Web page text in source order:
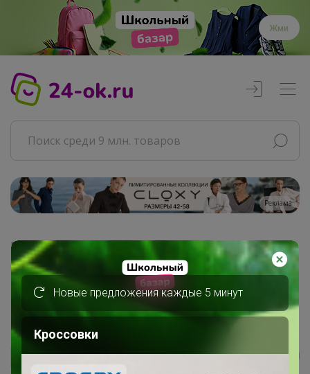
Жми
Реклама
Главная
Бонифаций
СП266 Звездная кофемания от...
Кофе упаковка 1кг
Кофе Кот Бразилио 1000г, Зерно
Бонифаций
Новые предложения каждые 5 минут
Кроссовки